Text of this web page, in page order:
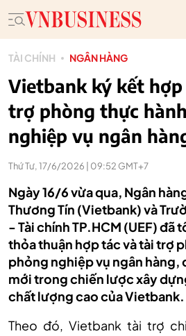
TÀI CHÍNH NGÂN HÀNG
Vietbank ký kết hợp
trợ phòng thực
nghiệp vụ ngân
Thứ Tư, 17/6/2026 | 09:52 GMT+7
Ngày 16/6 vừa qua, Ngân
Thương Tín (Vietbank) và
- Tài chính TP.HCM (UEF) đã
thỏa thuận hợp tác và tài trợ
phỏng nghiệp vụ ngân hàng,
mới trong chiến lược xây
chất lượng cao của Vietbank.
Theo đó, Vietbank tài trợ